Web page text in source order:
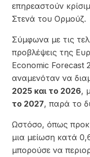
επηρεαστούν
Στενά του Ορμούζ.
Σύμφωνα με τις
προβλέψεις της
Economic Forecast
αναμενόταν να
2025 και το 2026,
το 2027, παρά το
Ωστόσο, όπως
μια μείωση κατά
μπορούσε να